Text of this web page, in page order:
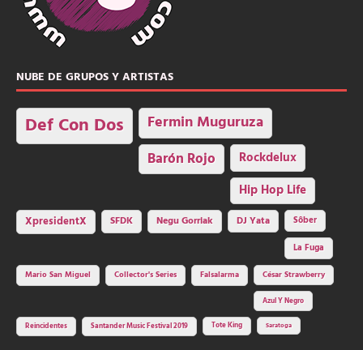
NUBE DE GRUPOS Y ARTISTAS
Def Con Dos Fermin Muguruza
Barón Rojo Rockdelux
Hip Hop Life
XpresidentX SFDK Negu Gorriak DJ Yata
Sôber
La Fuga
Mario San Miguel
Collector's Series Falsalarma César Strawberry
Azul Y Negro
Reincidentes Santander Music Festival 2019 Tote King Saratoga